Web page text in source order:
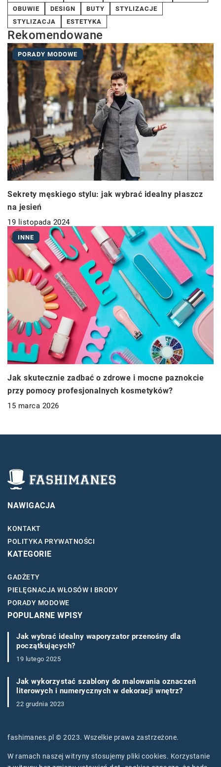
OBUWIE
DESIGN BUTY
STYLIZACJE
STYLIZACJA
ESTETYKA
Rekomendowane
PORADY MODOWE
Sekrety męskiego stylu: jak wybrać idealny płaszcz
na jesień
19 listopada 2024
INNE
Jak skutecznie zadbać o zdrowe i mocne paznokcie
przy pomocy profesjonalnych kosmetyków?
15 marca 2026
NAWIGACJA
KONTAKT
POLITYKA PRYWATNOŚCI
KATEGORIE
GADŻETY
PIELĘGNACJA WŁOSÓW I BRODY
PORADY MODOWE
POPULARNE WPISY
Jak wybrać idealny waporyzator przenośny dla
początkujących?
19 lutego 2025
Jak wykorzystać szablony do malowania oznaczeń
literowych i numerycznych w dekoracji wnętrz?
22 grudnia 2023
fashimanes.pl © 2023. Wszelkie prawa zastrzeżone.
W ramach naszej witryny stosujemy pliki cookies. Korzystanie